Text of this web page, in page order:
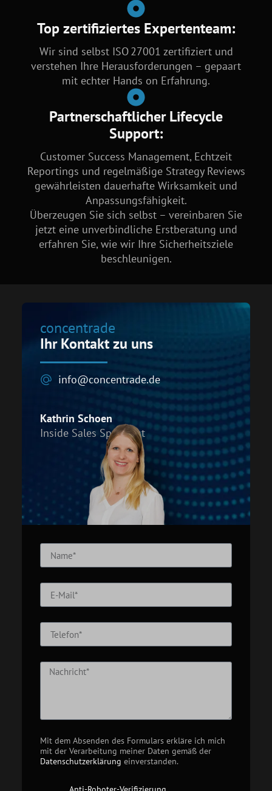
Top zertifiziertes Expertenteam:
Wir sind selbst ISO 27001 zertifiziert und
verstehen Ihre Herausforderungen – gepaart
mit echter Hands on Erfahrung.
Partnerschaftlicher Lifecycle
Support:
Customer Success Management, Echtzeit
Reportings und regelmäßige Strategy Reviews
gewährleisten dauerhafte Wirksamkeit und
Anpassungsfähigkeit.
Überzeugen Sie sich selbst – vereinbaren Sie
jetzt eine unverbindliche Erstberatung und
erfahren Sie, wie wir Ihre Sicherheitsziele
beschleunigen.
concentrade
Ihr Kontakt zu uns
info@concentrade.de
Kathrin Schoen
Inside Sales Specialist
Mit dem Absenden des Formulars erkläre ich mich
mit der Verarbeitung meiner Daten gemäß der
Datenschutzerklärung einverstanden.